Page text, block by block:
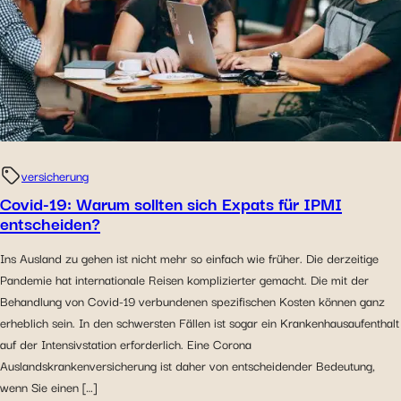
Ihnen die Möglichkeit zu geben, Inhalte anzuzeigen, die
auf einer externen Website gehostet werden.
versicherung
Covid-19: Warum sollten sich Expats für IPMI
entscheiden?
Ins Ausland zu gehen ist nicht mehr so einfach wie früher. Die derzeitige
Pandemie hat internationale Reisen komplizierter gemacht. Die mit der
Behandlung von Covid-19 verbundenen spezifischen Kosten können ganz
erheblich sein. In den schwersten Fällen ist sogar ein Krankenhausaufenthalt
auf der Intensivstation erforderlich. Eine Corona
Auslandskrankenversicherung ist daher von entscheidender Bedeutung,
wenn Sie einen […]